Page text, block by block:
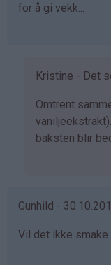
for å gi vekk...
Kristine - Det
Som
svar
på
bekreftet)
Omtrent
baksten blir
Gunhild -
Vil det ikke smake